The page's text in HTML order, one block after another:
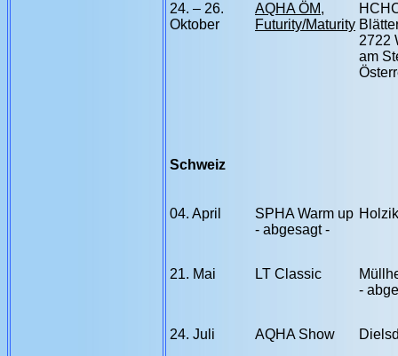
24. – 26.
Oktober
AQHA ÖM,
Futurity/Maturity
2722
am
Schweiz
04. April
SPHA Warm up
- abgesagt -
21. Mai LT Classic
-
24. Juli AQHA Show